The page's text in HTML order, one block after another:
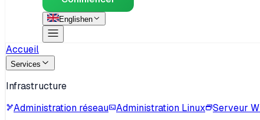
Englishen
Accueil
Services
Infrastructure
Administration réseau
Administration Linux Serveur